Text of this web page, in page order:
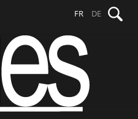
contenu
FR DE